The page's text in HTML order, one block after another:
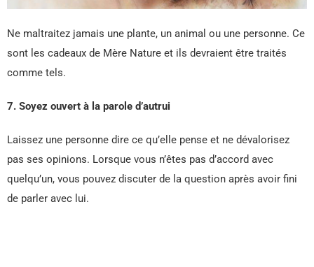
Ne maltraitez jamais une plante, un animal ou une personne. Ce
sont les cadeaux de Mère Nature et ils devraient être traités
comme tels.
7. Soyez ouvert à la parole d’autrui
Laissez une personne dire ce qu’elle pense et ne dévalorisez
pas ses opinions. Lorsque vous n’êtes pas d’accord avec
quelqu’un, vous pouvez discuter de la question après avoir fini
de parler avec lui.